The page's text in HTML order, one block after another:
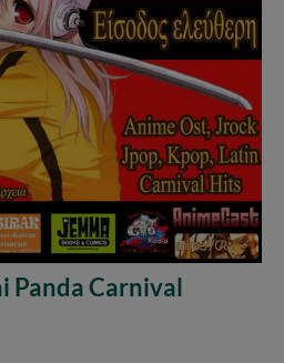
Panda Carnival